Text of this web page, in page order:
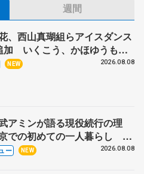
週間
、西山真瑚組らアイスダンス
加 いくこう、かほゆうも、
ープ杯
NEW 2026.08.08
アミンが語る現役続行の理
での初めての一人暮らし 注
ターの「今」に迫る
ー NEW 2026.08.08